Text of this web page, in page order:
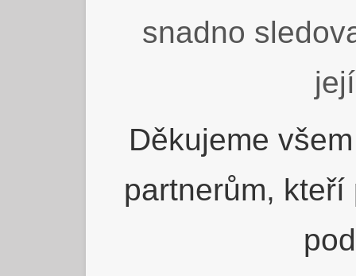
snadno
Děkujeme
partnerům,